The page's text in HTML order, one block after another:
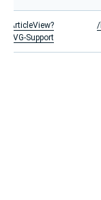
AVG-Support